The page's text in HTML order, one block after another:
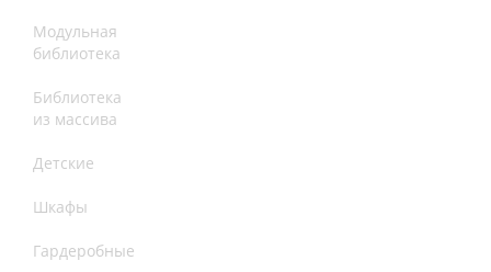
Модульная
библиотека
Библиотека
из массива
Детские
Шкафы
Гардеробные